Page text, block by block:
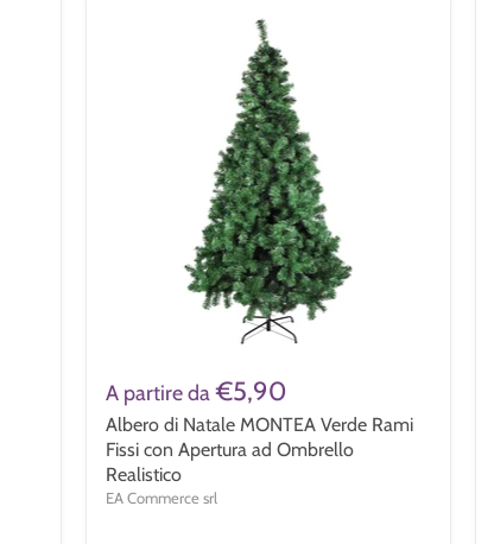
A partire da €5,90
Albero di Natale MONTEA Verde Rami
Fissi con Apertura ad Ombrello
Realistico
EA Commerce srl